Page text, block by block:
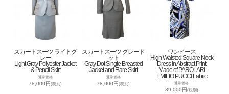
スカートスーツ ライトグ
レー
Light Gray Polyester Jacket
& Pencil Skirt
通常価格
78,000円(税別)
スカートスーツ グレード
ット
Gray Dot Single Breasted
Jacket and Flare Skirt
通常価格
78,000円(税別)
ワンピース
High Waisted Square Neck
Dress in Abstract Print
Made of PAROLARI
EMILIO PUCCI Fabric
通常価格
39,000円(税別)